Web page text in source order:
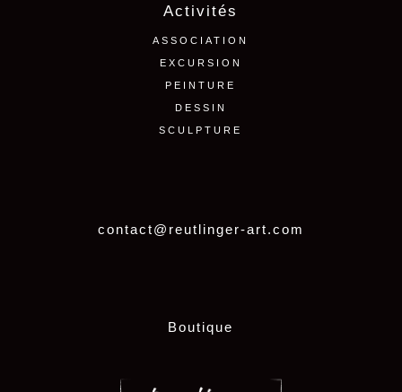
Activités
ASSOCIATION
EXCURSION
PEINTURE
DESSIN
SCULPTURE
contact@reutlinger-art.com
Boutique